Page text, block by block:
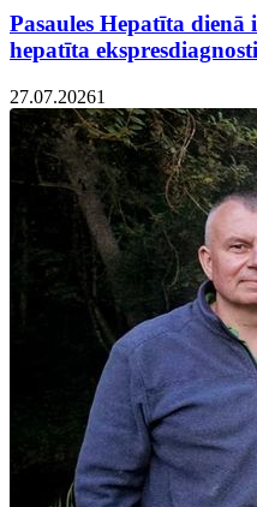
Pasaules Hepatīta dienā
hepatīta
27.07.20261